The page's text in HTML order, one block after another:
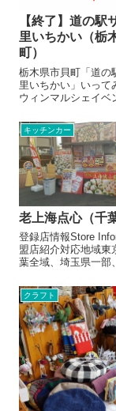
【終了】道の駅
里いちかい（栃
町）
栃木県市貝町「道の
里いちかい」いって
ウィンマルシェイベ
申込みください。規
上お申込みください
前に募集案内詳細が
たのでお知らせいた
動販売協会におき...
キッチンカー
老上海点心（千
登録店情報Store
盟店紹介対応地域東
葉全域、埼玉県一部
ントメニュー/販売
き小籠包 300円中華
600円ゴマ団子 300
６５０お店よ...
クラフト